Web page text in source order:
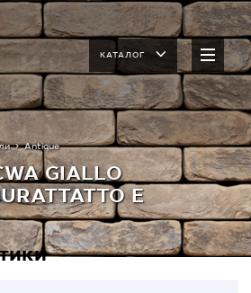
КАТАЛОГ
Antique
GIALLO
Е